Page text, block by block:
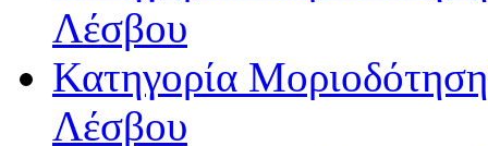
Λέσβου
Κατηγορία
Λέσβου